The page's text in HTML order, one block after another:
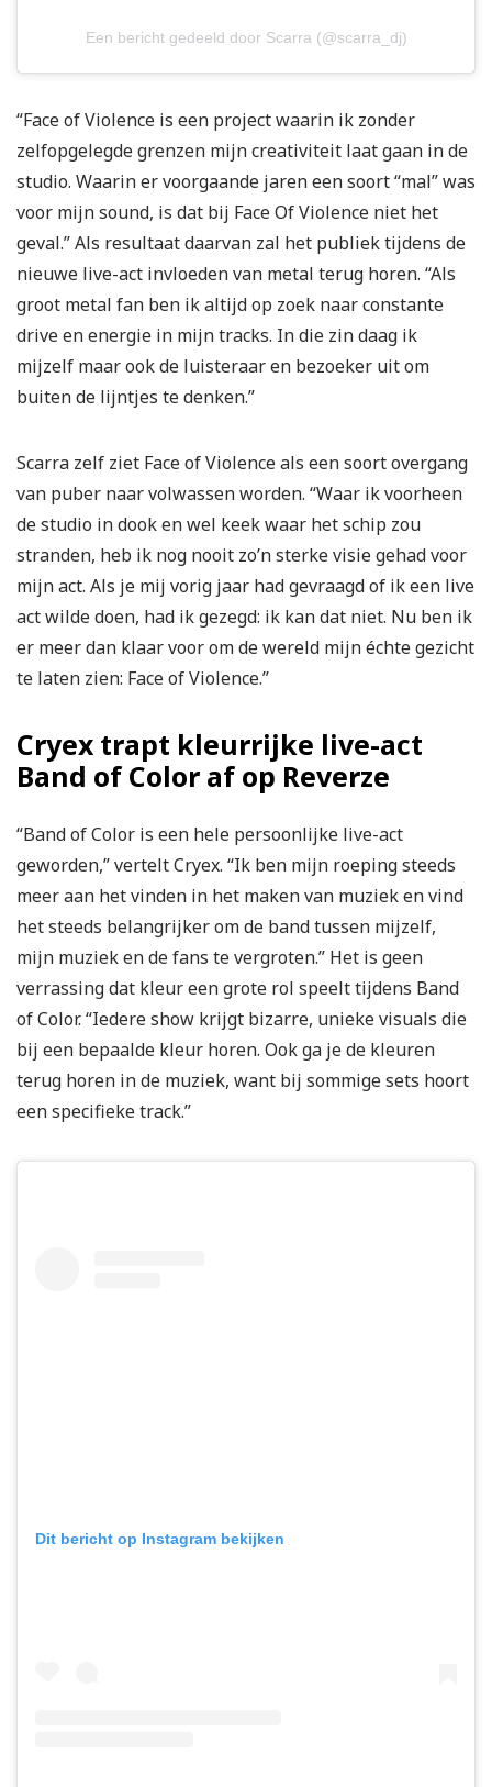
Een bericht gedeeld door Scarra (@scarra_dj)
“Face of Violence is een project waarin ik zonder
zelfopgelegde grenzen mijn creativiteit laat gaan in de
studio. Waarin er voorgaande jaren een soort “mal” was
voor mijn sound, is dat bij Face Of Violence niet het
geval.” Als resultaat daarvan zal het publiek tijdens de
nieuwe live-act invloeden van metal terug horen. “Als
groot metal fan ben ik altijd op zoek naar constante
drive en energie in mijn tracks. In die zin daag ik
mijzelf maar ook de luisteraar en bezoeker uit om
buiten de lijntjes te denken.”
Scarra zelf ziet Face of Violence als een soort overgang
van puber naar volwassen worden. “Waar ik voorheen
de studio in dook en wel keek waar het schip zou
stranden, heb ik nog nooit zo’n sterke visie gehad voor
mijn act. Als je mij vorig jaar had gevraagd of ik een live
act wilde doen, had ik gezegd: ik kan dat niet. Nu ben ik
er meer dan klaar voor om de wereld mijn échte gezicht
te laten zien: Face of Violence.”
Cryex trapt kleurrijke live-act
Band of Color af op Reverze
“Band of Color is een hele persoonlijke live-act
geworden,” vertelt Cryex. “Ik ben mijn roeping steeds
meer aan het vinden in het maken van muziek en vind
het steeds belangrijker om de band tussen mijzelf,
mijn muziek en de fans te vergroten.” Het is geen
verrassing dat kleur een grote rol speelt tijdens Band
of Color. “Iedere show krijgt bizarre, unieke visuals die
bij een bepaalde kleur horen. Ook ga je de kleuren
terug horen in de muziek, want bij sommige sets hoort
een specifieke track.”
Dit bericht op Instagram bekijken